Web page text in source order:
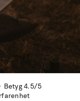
Betyg 4.5/5